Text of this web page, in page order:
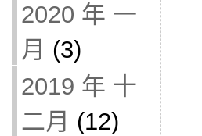
2020 年 一
月 (3)
2019 年 十
二月 (12)